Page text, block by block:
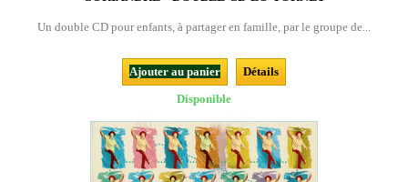
Un double CD pour enfants, à partager en famille, par le groupe de...
Ajouter au panier
Détails
Disponible